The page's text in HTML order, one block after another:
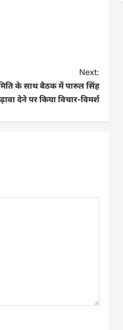
Next:
के साथ बैठक में पारुल सिंह
देने पर किया विचार-विमर्श